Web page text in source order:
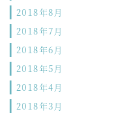
2018年8月
2018年7月
2018年6月
2018年5月
2018年4月
2018年3月